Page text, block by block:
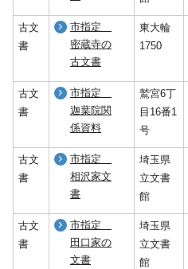
古文
書
市指定
密蔵寺の
古文書
東大輪
1750
古文
書
市指定
迦葉院関
係資料
鷲宮6丁
目16番1
号
古文
書
市指定
相沢家文
書
埼玉県
立文書
館
古文
書
市指定
田口家の
文書
埼玉県
立文書
館